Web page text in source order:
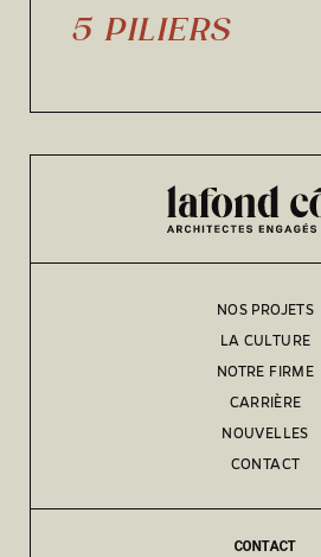
5 PILIERS
CONTACT
NOS PROJETS
LA CULTURE
NOTRE FIRME
CARRIÈRE
NOUVELLES
CONTACT